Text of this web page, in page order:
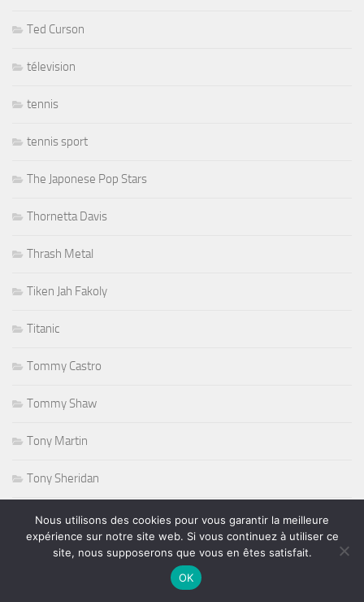
Ted Curson
télevision
tennis
tennis sport
The Japonese Pop Stars
Thornetta Davis
Thrash Metal
Tiken Jah Fakoly
Titanic
Tommy Castro
Tommy Shaw
Tony Martin
Tony Sheridan
Tourisme
triathlon
Nous utilisons des cookies pour vous garantir la meilleure
expérience sur notre site web. Si vous continuez à utiliser ce
site, nous supposerons que vous en êtes satisfait.
OK